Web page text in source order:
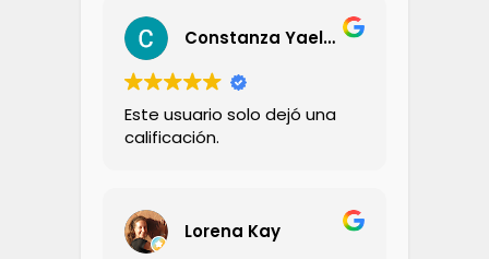
Constanza Yael Aravena Zambrano
Este usuario solo dejó una
calificación.
Lorena Kay